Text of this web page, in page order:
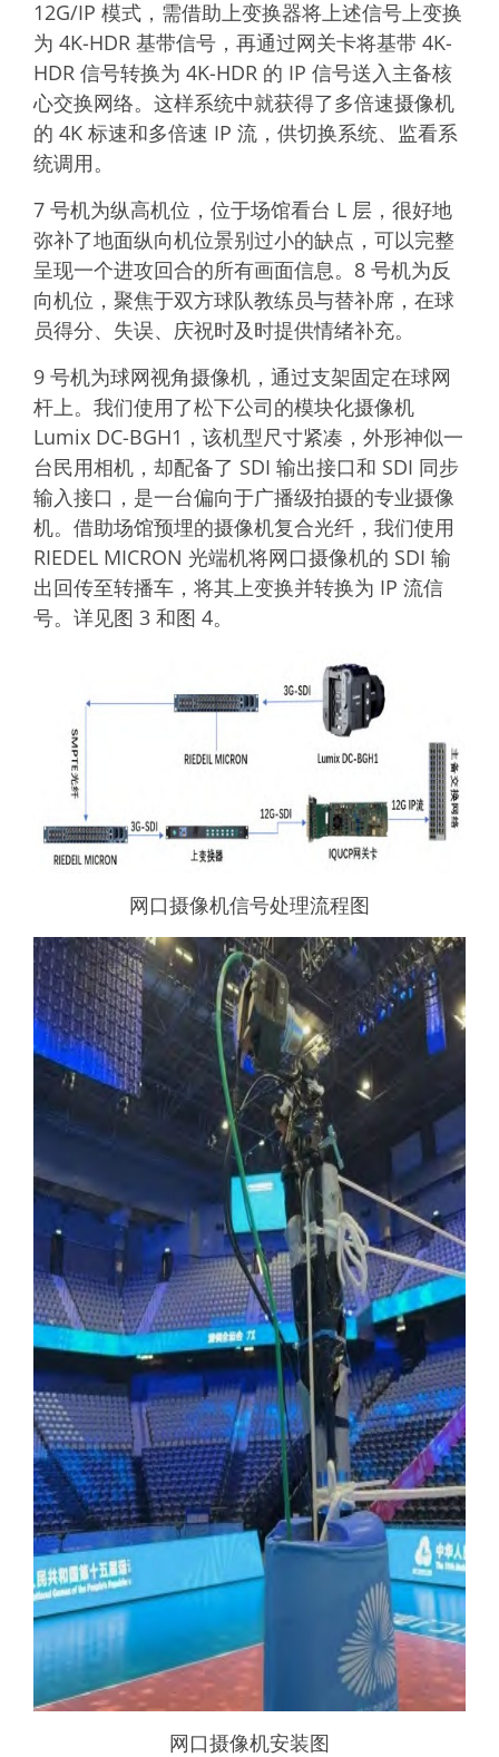
12G/IP 模式，需借助上变换器将上述信号上变换
为 4K-HDR 基带信号，再通过网关卡将基带 4K-
HDR 信号转换为 4K-HDR 的 IP 信号送入主备核
心交换网络。这样系统中就获得了多倍速摄像机
的 4K 标速和多倍速 IP 流，供切换系统、监看系
统调用。
7 号机为纵高机位，位于场馆看台 L 层，很好地
弥补了地面纵向机位景别过小的缺点，可以完整
呈现一个进攻回合的所有画面信息。8 号机为反
向机位，聚焦于双方球队教练员与替补席，在球
员得分、失误、庆祝时及时提供情绪补充。
9 号机为球网视角摄像机，通过支架固定在球网
杆上。我们使用了松下公司的模块化摄像机
Lumix DC-BGH1，该机型尺寸紧凑，外形神似一
台民用相机，却配备了 SDI 输出接口和 SDI 同步
输入接口，是一台偏向于广播级拍摄的专业摄像
机。借助场馆预埋的摄像机复合光纤，我们使用
RIEDEL MICRON 光端机将网口摄像机的 SDI 输
出回传至转播车，将其上变换并转换为 IP 流信
号。详见图 3 和图 4。
网口摄像机信号处理流程图
网口摄像机安装图